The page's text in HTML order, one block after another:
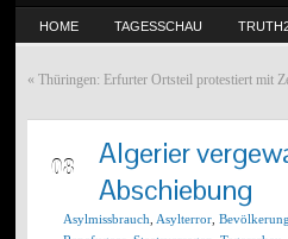
HOME TAGESSCHAU
« Thüringen: Erfurter Ortsteil protestiert mit
08
Algerier
Abschiebung
Asylmissbrauch Asylterror